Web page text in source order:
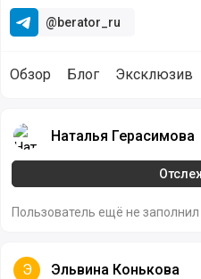
@berator_ru
Обзор Блог Эксклюзив
Наталья Герасимова
Наталья Герасимова
Пользователь ещё не
Эльвина Конькова
Э Эльвина Конькова